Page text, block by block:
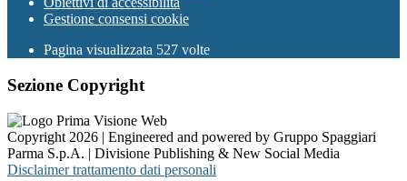
Gestione consensi cookie
Pagina visualizzata 527 volte
Sezione Copyright
Copyright 2026 | Engineered and powered by Gruppo Spaggiari
Parma S.p.A. | Divisione Publishing & New Social Media
Disclaimer trattamento dati personali